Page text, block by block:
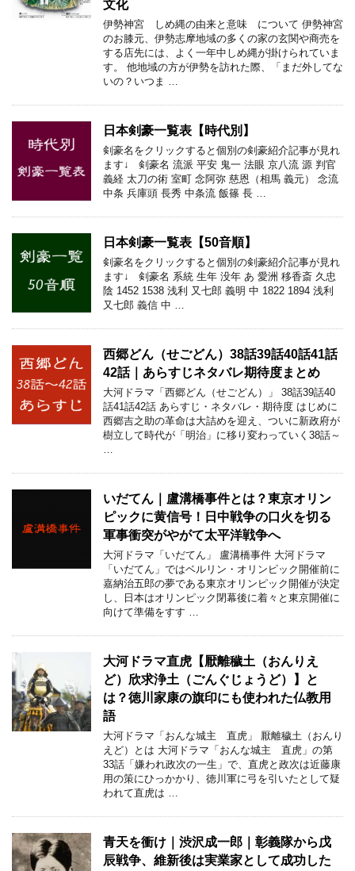
文化
伊勢神宮 しめ縄の由来と意味 について 伊勢神宮
のお膝元、伊勢志摩地域の多くの家の玄関や商売を
する店先には、よく一年中しめ縄が掛けられていま
す。 他地域の方が伊勢を訪れた際、「まだ外してな
いの？いつま …
日本剣豪一覧表【時代別】
剣豪名をクリックすると個別の剣豪紹介記事が見れ
ます↓ 剣豪名 流派 平安 鬼一 法眼 京八流 源 判官
義経 太刀の術 室町 念阿弥 慈恩（相馬 義元） 念流
中条 兵庫頭 長秀 中条流 飯篠 長 …
日本剣豪一覧表【50音順】
剣豪名をクリックすると個別の剣豪紹介記事が見れ
ます↓ 剣豪名 系統 生年 没年 あ 愛洲 移香斎 久忠
陰 1452 1538 浅利 又七郎 義明 中 1822 1894 浅利
又七郎 義信 中 …
西郷どん（せごどん）38話39話40話41話
42話｜あらすじネタバレ期待度まとめ
大河ドラマ「西郷どん（せごどん）」 38話39話40
話41話42話 あらすじ・ネタバレ・期待度 はじめに
西郷吉之助の革命は大詰めを迎え、ついに新政府が
樹立して時代が「明治」に移り変わっていく38話～
…
いだてん｜盧溝橋事件とは？東京オリン
ピックに黄信号！日中戦争の口火を切る
軍事衝突がやがて太平洋戦争へ
大河ドラマ「いだてん」 盧溝橋事件 大河ドラマ
「いだてん」ではベルリン・オリンピック開催前に
嘉納治五郎の夢である東京オリンピック開催が決定
し、日本はオリンピック閉幕後に着々と東京開催に
向けて準備をすす …
大河ドラマ直虎【厭離穢土（おんりえ
ど）欣求浄土（ごんぐじょうど）】と
は？徳川家康の旗印にも使われた仏教用
語
大河ドラマ「おんな城主 直虎」 厭離穢土（おんり
えど）とは 大河ドラマ「おんな城主 直虎」の第
33話「嫌われ政次の一生」で、直虎と政次は近藤康
用の策にひっかかり、徳川軍に弓を引いたとして疑
われて直虎は …
青天を衝け｜渋沢成一郎｜彰義隊から戊
辰戦争、維新後は実業家として成功した